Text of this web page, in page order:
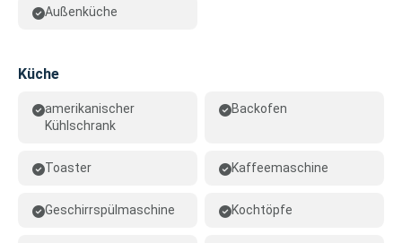
Außenküche
Küche
amerikanischer
Kühlschrank
Backofen
Toaster Kaffeemaschine
Geschirrspülmaschine Kochtöpfe